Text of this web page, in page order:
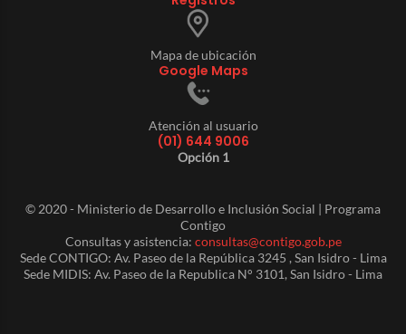
Mapa de ubicación
Google Maps
Atención al usuario
(01) 644 9006
Opción 1
© 2020 - Ministerio de Desarrollo e Inclusión Social | Programa
Contigo
Consultas y asistencia: consultas@contigo.gob.pe
Sede CONTIGO: Av. Paseo de la República 3245 , San Isidro - Lima
Sede MIDIS: Av. Paseo de la Republica N° 3101, San Isidro - Lima